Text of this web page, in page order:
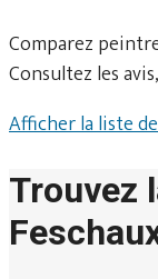
Comparez
Consultez les
Afficher la liste
Trouvez